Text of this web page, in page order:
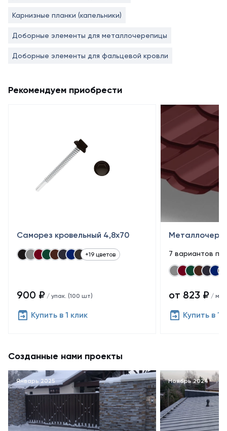
Карнизные планки (капельники)
Доборные элементы для металлочерепицы
Доборные элементы для фальцевой кровли
Рекомендуем приобрести
Саморез кровельный 4,8x70
+19 цветов
900 ₽ / упак. (100 шт)
Купить в 1 клик
7 вариантов
от 823 ₽ / м²
Купить в 1
Созданные нами проекты
Январь 2025 Ноябрь 2024